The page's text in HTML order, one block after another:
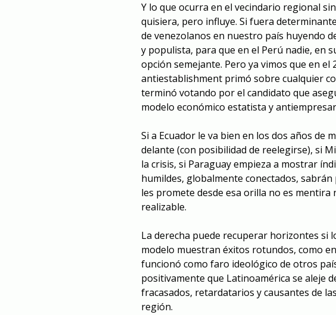
Y lo que ocurra en el vecindario regional
quisiera, pero influye. Si fuera
de venezolanos en nuestro país huyendo
y populista, para que en el Perú nadie, en
opción semejante. Pero ya vimos que en el
antiestablishment primó sobre cualquier
terminó votando por el candidato que
modelo económico estatista y
Si a Ecuador le va bien en los dos años de
delante (con posibilidad de reelegirse), si
la crisis, si Paraguay empieza a mostrar
humildes, globalmente conectados,
les promete desde esa orilla no es
realizable.
La derecha puede recuperar horizontes si
modelo muestran éxitos rotundos, como
funcionó como faro ideológico de otros
positivamente que Latinoamérica se aleje
fracasados, retardatarios y causantes de
región.